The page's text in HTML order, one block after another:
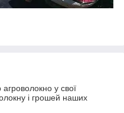
у свої
і грошей наших